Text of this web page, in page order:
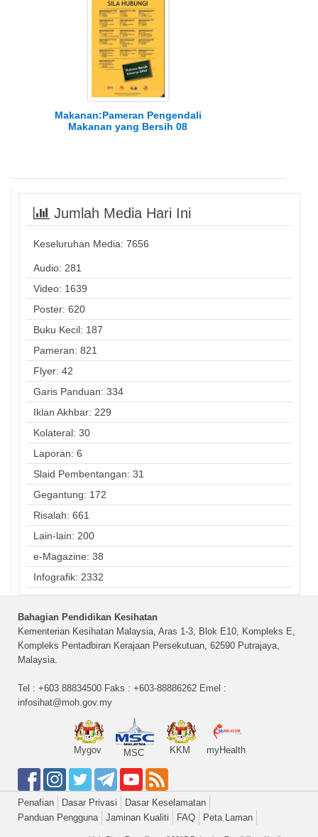
Makanan:Pameran Pengendali
Makanan yang Bersih 08
Jumlah Media Hari Ini
Keseluruhan Media: 7656
Audio: 281
Video: 1639
Poster: 620
Buku Kecil: 187
Pameran: 821
Flyer: 42
Garis Panduan: 334
Iklan Akhbar: 229
Kolateral: 30
Laporan: 6
Slaid Pembentangan: 31
Gegantung: 172
Risalah: 661
Lain-lain: 200
e-Magazine: 38
Infografik: 2332
Bahagian Pendidikan Kesihatan
Kementerian Kesihatan Malaysia, Aras 1-3, Blok E10, Kompleks E,
Kompleks Pentadbiran Kerajaan Persekutuan, 62590 Putrajaya,
Malaysia.
Tel : +603 88834500 Faks : +603-88886262 Emel :
infosihat@moh.gov.my
Mygov MSC KKM myHealth
Penafian Dasar Privasi
Dasar Keselamatan
Panduan Pengguna
Jaminan Kualiti FAQ Peta Laman